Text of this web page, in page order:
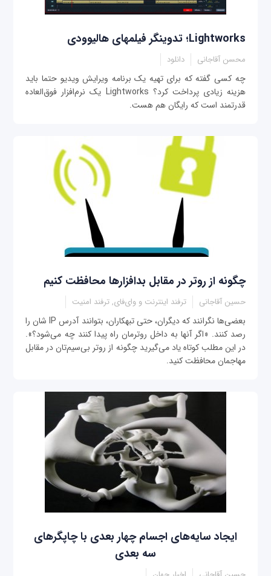
Lightworks؛ تدوینگر فیلم‎های هالیوودی
محسن آقاجانی دانلود
چه کسی گفته که برای تهیه یک برنامه ویرایش ویدیو حتما باید
هزینه زیادی پرداخت کرد؟ Lightworks یک نرم‌افزار فوق‌العاده
قدرتمند است که رایگان هم هست.
چگونه از روتر در مقابل بدافزارها محافظت کنیم
حسین آقاجانی ترفند اینترنت و وای‌فای, ترفند امنیت
بعضی‌ها نگرانند که دیگران، حتی تبهکاران، بتوانند آدرس IP شان را
رصد کنند. «اگر آنها به داخل روترمان راه پیدا کنند چه می‌شود؟».
در این مطلب کوتاه یاد می‌گیرید چگونه از روتر بی‌سیم‌تان در مقابل
مهاجمان محافظت کنید.
ایجاد سایه‌های اجسام چهار بعدی با چاپگرهای
سه بعدی